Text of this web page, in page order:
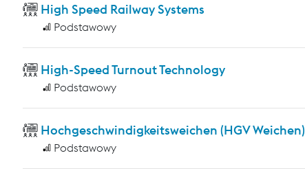
High Speed Railway Systems
Podstawowy
High-Speed Turnout Technology
Podstawowy
Hochgeschwindigkeitsweichen (HGV Weichen)
Podstawowy